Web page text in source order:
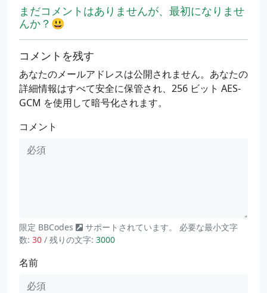
まだコメントはありませんが、最初になりませ
んか？😃
コメントを残す
あなたのメールアドレスは公開されません。あなたの
詳細情報はすべて安全に保管され、256 ビット AES-
GCM を使用して暗号化されます。
コメント
限定 BBCodes
サポートされています。 必要な最小文字
数: 30 / 残りの文字: 3000
名前